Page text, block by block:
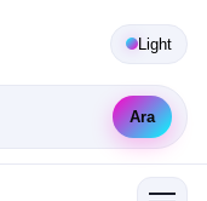
Ara
Light